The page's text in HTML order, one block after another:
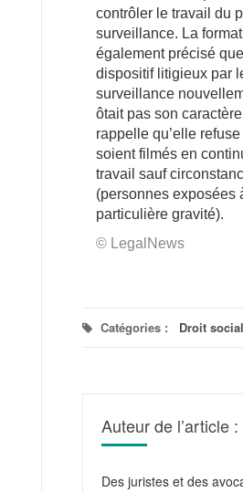
contrôler le travail du
surveillance. La
également précisé
dispositif litigieux par
surveillance
ôtait pas son
rappelle qu’elle
soient filmés en
travail sauf
(personnes exposées
particulière gravité).
© LegalNews
Catégories : Droit social
Auteur de l’article :
Des juristes et des